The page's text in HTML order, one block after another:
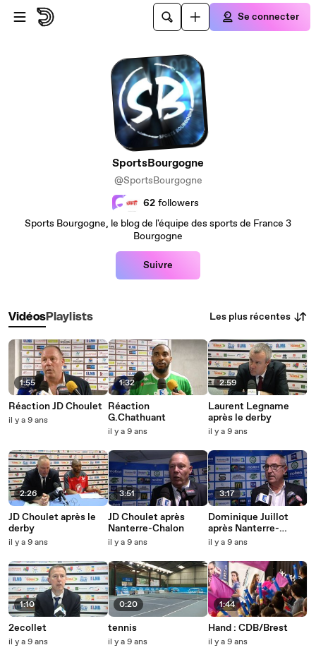
Passer au contenu principal
Se connecter
SportsBourgogne
@SportsBourgogne
62 followers
Sports Bourgogne, le blog de l'équipe des sports de France 3
Bourgogne
Suivre
VidéosPlaylists Les plus récentes
1:55
Réaction JD Choulet
il y a 9 ans
2:26
JD Choulet après le
derby
il y a 9 ans
1:10
2ecollet
il y a 9 ans
1:32
Réaction
G.Chathuant
il y a 9 ans
3:51
JD Choulet après
Nanterre-Chalon
il y a 9 ans
0:20
tennis
il y a 9 ans
2:59
Laurent Legname
après le derby
il y a 9 ans
3:17
Dominique Juillot
après Nanterre-
Chalon
il y a 9 ans
1:44
Hand : CDB/Brest
il y a 9 ans